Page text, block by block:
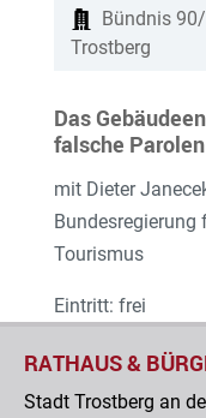
Bündnis
Trostberg
Das
falsche Parolen
mit Dieter
Tourismus
Eintritt: frei
RATHAUS &
Stadt Trostberg an